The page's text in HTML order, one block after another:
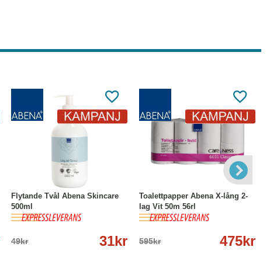
Flytande Tvål Abena Skincare
500ml
49kr 31kr
Köp
Toalettpapper Abena X-lång 2-
lag Vit 50m 56rl
595kr 475kr
-20% Köp Läs mer